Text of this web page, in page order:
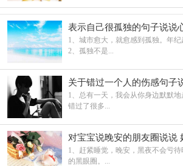
表示自己很孤独的句子说说
就不在奢求有人陪伴
1、城市愈大，就愈感到孤独。年纪
2、孤独不是...
关于错过一个人的伤感句子
错过
1、总有一天，我会从你身边默默
错过了很多...
对宝宝说晚安的朋友圈说说
的重启方式呀
1、赶紧睡觉，晚安，黑夜不会亏
的黑眼圈。...